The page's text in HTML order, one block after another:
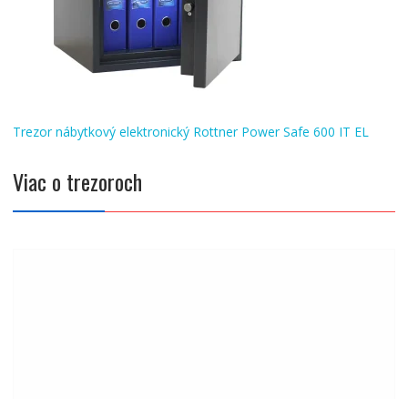
Navigácia
článku
Trezor nábytkový elektronický Rottner Power Safe 600 IT EL
Viac o trezoroch